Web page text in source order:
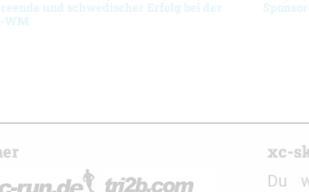
und schwedischer Erfolg bei der
WM
xc-
Du